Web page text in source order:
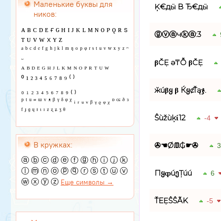
Ķ€дӹ B Ђ€дӹ
ⓖⓥⓐчⓚⓐ:3
βČẸ ǝ₸Ỗ βČẸ
ӂúβყ β ЌყȼŤąჯ.
Ŝùžùķί12 -4
✇☚Øᙢ₲☛✇
ПყȹúეȚúú 6
ŤЕẸŜŜÃK -5
Маленькие буквы для
ников:
ᴀ ʙ ᴄ ᴅ ᴇ ғ ɢ ʜ ɪ ᴊ ᴋ ʟ ᴍ ɴ ᴏ ᴘ ǫ ʀ s
ᴛ ᴜ ᴠ ᴡ x ʏ ᴢ
ᵃ ᵇ ᶜ ᵈ ᵉ ᶠ ᵍ ʰ ʲ ᵏ ˡ ᵐ ᵑ ᵒ ᵖ ᵠ ʳ ˢ ᵗ ᵘ ᵛ ʷ ˣ ʸ ᶻ ᵔ
ᵕ
ᴬ ᴮ ᴰ ᴱ ᴳ ᴴ ᴶ ᴸ ᴷ ᴹ ᴺ ᴼ ᴾ ᴿ ᵀ ᵁ ᵂ
⁰ ¹ ² ³ ⁴ ⁵ ⁶ ⁷ ⁸ ⁹ ⁽ ⁾
₀ ₁ ₂ ₃ ₄ ₅ ₆ ₇ ₈ ₉ ₍ ₎
ᵖ ᵗ ᵘ ᵙ ᵚ ᵛ ᵜ ᵝ ᵞ ᵟ ᵠ ᵡ ᵢ ᵣ ᵤ ᵥ ᵦ ᵧ ᵨ ᵩ ᵪ ᶛ ᶜᶝ ᶞ ᶟ
ᶠ ᶡ ᶢ ᶣ ᶤ ᶥ ᶦ ᶻ ᶼ ᶽ ᶾ ᶿ
В кружках:
ⓐ ⓑ ⓒ ⓓ ⓔ ⓕ ⓖ ⓗ ⓘ ⓙ ⓚ
ⓛ ⓜ ⓝ ⓞ ⓟ ⓠ ⓡ ⓢ ⓣ ⓤ ⓥ
ⓦ ⓧ ⓨ ⓩ Еще символы →